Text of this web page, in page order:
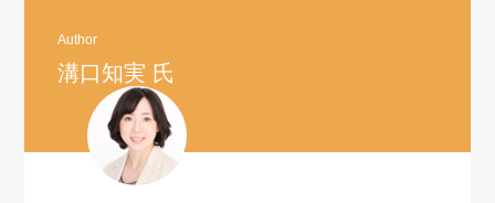
Author
溝口知実 氏